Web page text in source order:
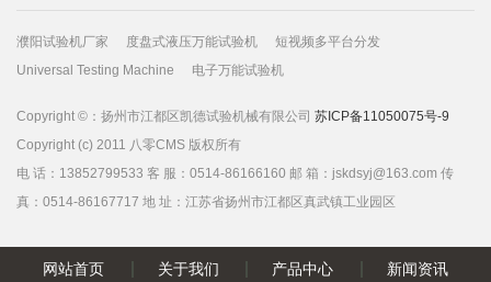
濮阳试验机厂家 度盘式液压万能试验机
短视频多平台分发
Universal Testing Machine
电子万能试验机
Copyright ©：扬州市江都区凯德试验机械有限公司 苏ICP备11050075号-9
Copyright (c) 2011 八零CMS 版权所有
电 话：13852799533 客 服：0514-86166160 邮 箱：jskdsyj@163.com 传
真：0514-86167717 地 址：江苏省扬州市江都区真武镇工业园区
网站首页 关于我们 产品中心 新闻资讯